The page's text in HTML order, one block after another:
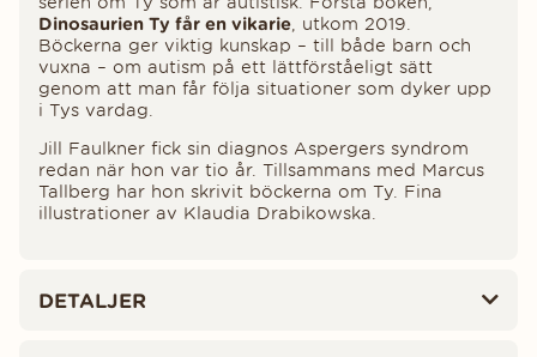
Dinosaurien Ty får en vikarie, utkom 2019.
Böckerna ger viktig kunskap – till både barn och
vuxna – om autism på ett lättförståeligt sätt
genom att man får följa situationer som dyker upp
i Tys vardag.
Jill Faulkner fick sin diagnos Aspergers syndrom
redan när hon var tio år. Tillsammans med Marcus
Tallberg har hon skrivit böckerna om Ty. Fina
illustrationer av Klaudia Drabikowska.
DETALJER